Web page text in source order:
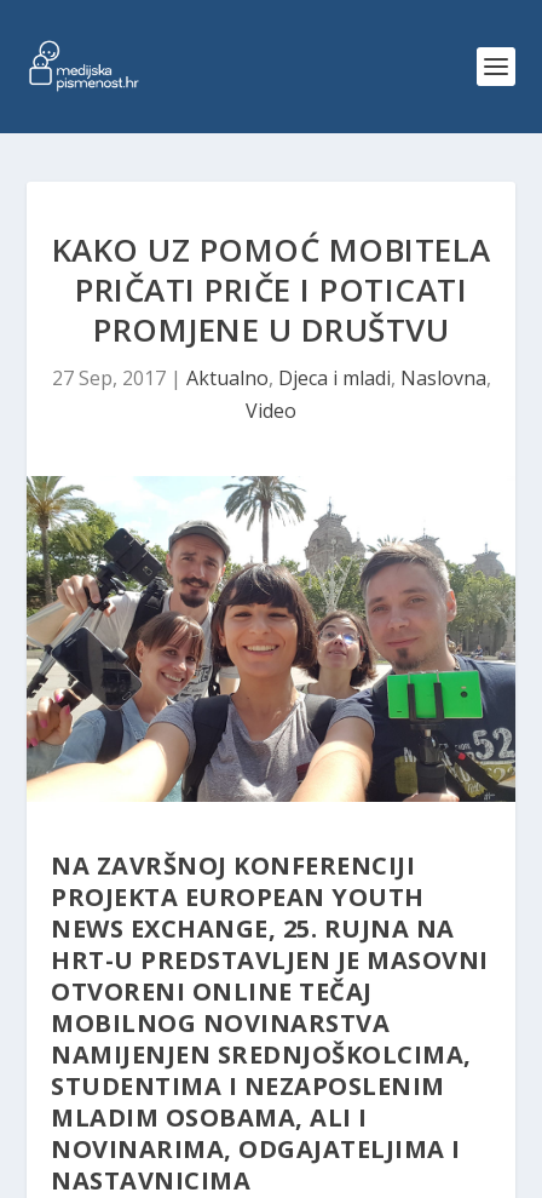
KAKO UZ POMOĆ MOBITELA
PRIČATI PRIČE I POTICATI
PROMJENE U DRUŠTVU
27 Sep, 2017| Aktualno, Djeca i mladi, Naslovna,
Video
NA ZAVRŠNOJ KONFERENCIJI
PROJEKTA EUROPEAN YOUTH
NEWS EXCHANGE, 25. RUJNA NA
HRT-U PREDSTAVLJEN JE MASOVNI
OTVORENI ONLINE TEČAJ
MOBILNOG NOVINARSTVA
NAMIJENJEN SREDNJOŠKOLCIMA,
STUDENTIMA I NEZAPOSLENIM
MLADIM OSOBAMA, ALI I
NOVINARIMA, ODGAJATELJIMA I
NASTAVNICIMA